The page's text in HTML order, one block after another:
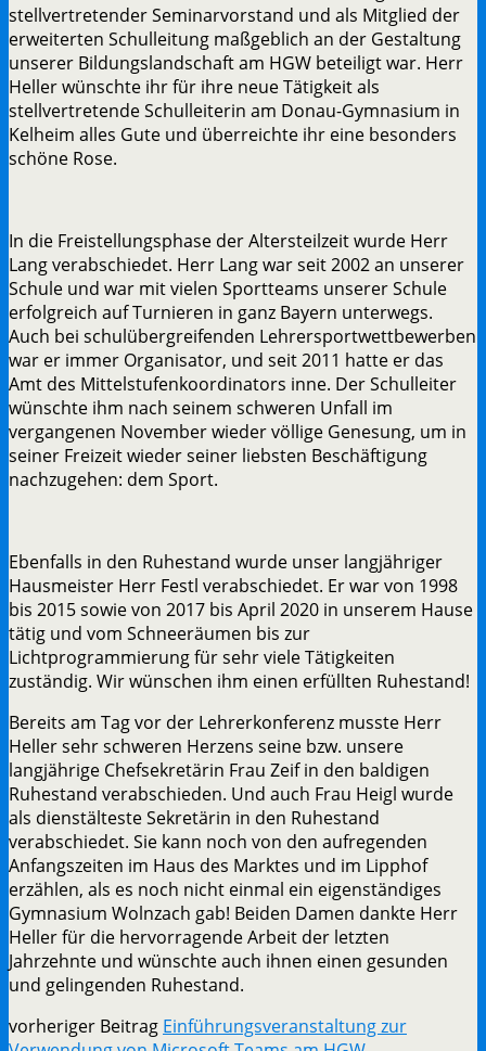
stellvertretender Seminarvorstand und als Mitglied der
erweiterten Schulleitung maßgeblich an der Gestaltung
unserer Bildungslandschaft am HGW beteiligt war. Herr
Heller wünschte ihr für ihre neue Tätigkeit als
stellvertretende Schulleiterin am Donau-Gymnasium in
Kelheim alles Gute und überreichte ihr eine besonders
schöne Rose.
In die Freistellungsphase der Altersteilzeit wurde Herr
Lang verabschiedet. Herr Lang war seit 2002 an unserer
Schule und war mit vielen Sportteams unserer Schule
erfolgreich auf Turnieren in ganz Bayern unterwegs.
Auch bei schulübergreifenden Lehrersportwettbewerben
war er immer Organisator, und seit 2011 hatte er das
Amt des Mittelstufenkoordinators inne. Der Schulleiter
wünschte ihm nach seinem schweren Unfall im
vergangenen November wieder völlige Genesung, um in
seiner Freizeit wieder seiner liebsten Beschäftigung
nachzugehen: dem Sport.
Ebenfalls in den Ruhestand wurde unser langjähriger
Hausmeister Herr Festl verabschiedet. Er war von 1998
bis 2015 sowie von 2017 bis April 2020 in unserem Hause
tätig und vom Schneeräumen bis zur
Lichtprogrammierung für sehr viele Tätigkeiten
zuständig. Wir wünschen ihm einen erfüllten Ruhestand!
Bereits am Tag vor der Lehrerkonferenz musste Herr
Heller sehr schweren Herzens seine bzw. unsere
langjährige Chefsekretärin Frau Zeif in den baldigen
Ruhestand verabschieden. Und auch Frau Heigl wurde
als dienstälteste Sekretärin in den Ruhestand
verabschiedet. Sie kann noch von den aufregenden
Anfangszeiten im Haus des Marktes und im Lipphof
erzählen, als es noch nicht einmal ein eigenständiges
Gymnasium Wolnzach gab! Beiden Damen dankte Herr
Heller für die hervorragende Arbeit der letzten
Jahrzehnte und wünschte auch ihnen einen gesunden
und gelingenden Ruhestand.
vorheriger Beitrag Einführungsveranstaltung zur